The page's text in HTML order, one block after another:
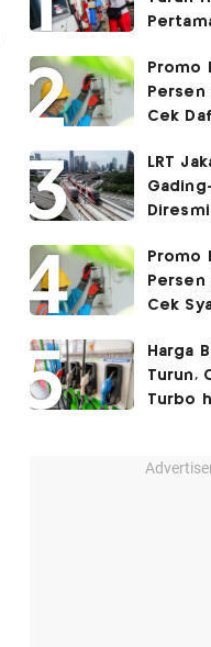
2026
Promo
Persen
Cek
LRT
Promo
Persen
Cek
Harga
Turun,
Turbo